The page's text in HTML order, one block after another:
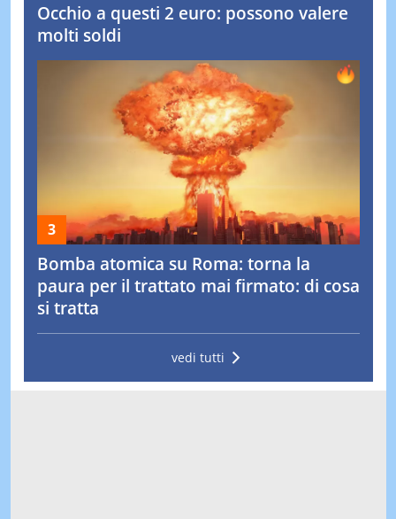
Occhio a questi 2 euro: possono valere
molti soldi
Bomba atomica su Roma: torna la
paura per il trattato mai firmato: di cosa
si tratta
vedi tutti